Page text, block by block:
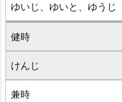
ゆいじ、ゆいと、ゆうじ
健時
けんじ
兼時